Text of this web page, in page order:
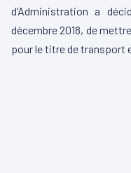
d’Administration a
décembre 2018, de
pour le titre de transport